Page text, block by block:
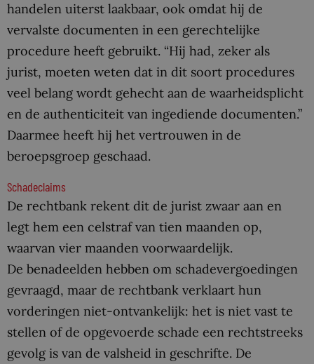
handelen uiterst laakbaar, ook omdat hij de
vervalste documenten in een gerechtelijke
procedure heeft gebruikt. “Hij had, zeker als
jurist, moeten weten dat in dit soort procedures
veel belang wordt gehecht aan de waarheidsplicht
en de authenticiteit van ingediende documenten.”
Daarmee heeft hij het vertrouwen in de
beroepsgroep geschaad.
Schadeclaims
De rechtbank rekent dit de jurist zwaar aan en
legt hem een celstraf van tien maanden op,
waarvan vier maanden voorwaardelijk.
De benadeelden hebben om schadevergoedingen
gevraagd, maar de rechtbank verklaart hun
vorderingen niet-ontvankelijk: het is niet vast te
stellen of de opgevoerde schade een rechtstreeks
gevolg is van de valsheid in geschrifte. De